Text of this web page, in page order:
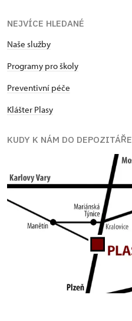
NEJVÍCE HLEDANÉ
Naše služby
Programy pro školy
Preventivní péče
Klášter Plasy
KUDY K NÁM DO DEPOZITÁŘE